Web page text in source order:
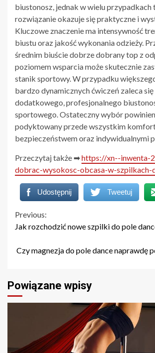
biustonosz, jednak w wielu przypadkach
rozwiązanie okazuje się praktyczne i
Kluczowe znaczenie ma intensywność
biustu oraz jakość wykonania odzieży.
średnim biuście dobrze dobrany top z
poziomem wsparcia może skutecznie
stanik sportowy. W przypadku
bardzo dynamicznych ćwiczeń zaleca
dodatkowego, profesjonalnego
sportowego. Ostateczny wybór
podyktowany przede wszystkim
bezpieczeństwem oraz indywidualnymi
Przeczytaj także ➡https://xn--inwenta-
dobrac-wysokosc-obcasa-w-szpilkach-
Udostępnij Tweetuj
Continue
Previous:
Jak rozchodzić nowe szpilki do pole
Czy magnezja do pole dance naprawdę
Powiązane wpisy